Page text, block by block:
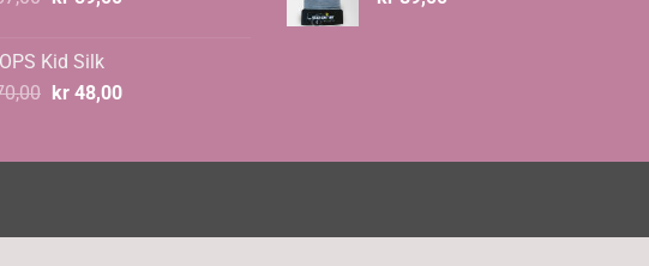
kr 67,00.
Kid Silk
Opprinnelig
kr 70,00.
kr48,00Nåværende
kr 48,00.